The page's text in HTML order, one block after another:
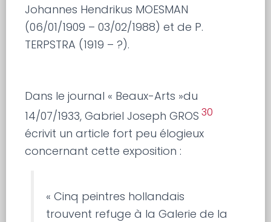
Johannes Hendrikus MOESMAN
(06/01/1909 – 03/02/1988) et de P.
TERPSTRA (1919 – ?).
Dans le journal « Beaux-Arts »du
14/07/1933, Gabriel Joseph GROS 30
écrivit un article fort peu élogieux
concernant cette exposition :
« Cinq peintres hollandais
trouvent refuge à la Galerie de la